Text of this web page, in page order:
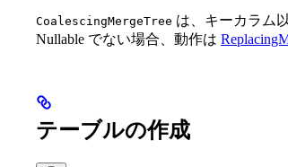
CoalescingMergeTree は、キーカラム
Nullable でない場合、動作は
テーブルの作成